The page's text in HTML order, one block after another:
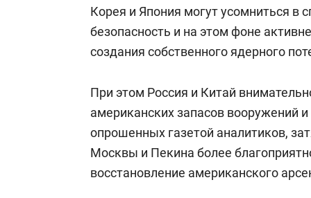
Корея и Япония могут усомниться в
безопасность и на этом фоне
создания собственного ядерного
При этом Россия и Китай
американских запасов вооружений
опрошенных газетой аналитиков,
Москвы и Пекина более
восстановление американского